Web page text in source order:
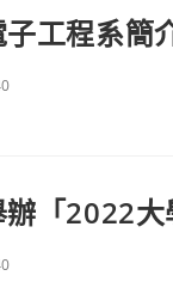
工程系簡
「2022